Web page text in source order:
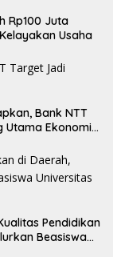
Rp100 Juta
Usaha
Bank NTT
Utama Ekonomi
Pendidikan
Beasiswa